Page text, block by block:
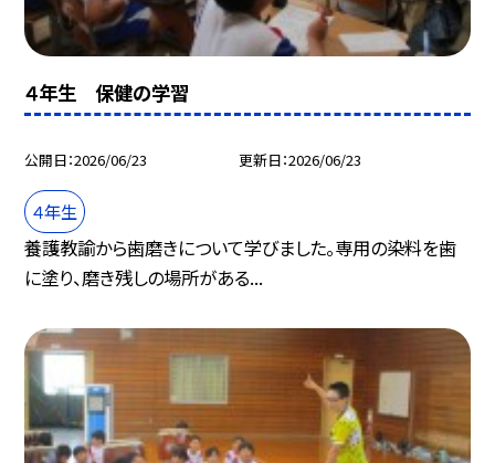
４年生 保健の学習
公開日 2026/06/23 更新日 2026/06/23
４年生
養護教諭から歯磨きについて学びました。専用の染料を歯
に塗り、磨き残しの場所がある...